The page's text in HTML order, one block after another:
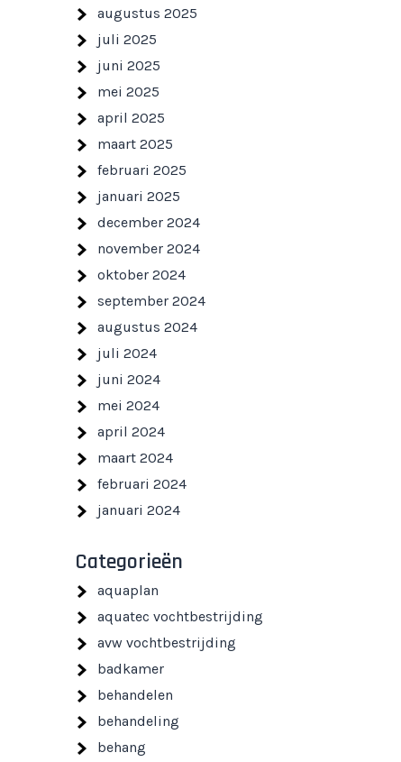
augustus 2025
juli 2025
juni 2025
mei 2025
april 2025
maart 2025
februari 2025
januari 2025
december 2024
november 2024
oktober 2024
september 2024
augustus 2024
juli 2024
juni 2024
mei 2024
april 2024
maart 2024
februari 2024
januari 2024
Categorieën
aquaplan
aquatec vochtbestrijding
avw vochtbestrijding
badkamer
behandelen
behandeling
behang